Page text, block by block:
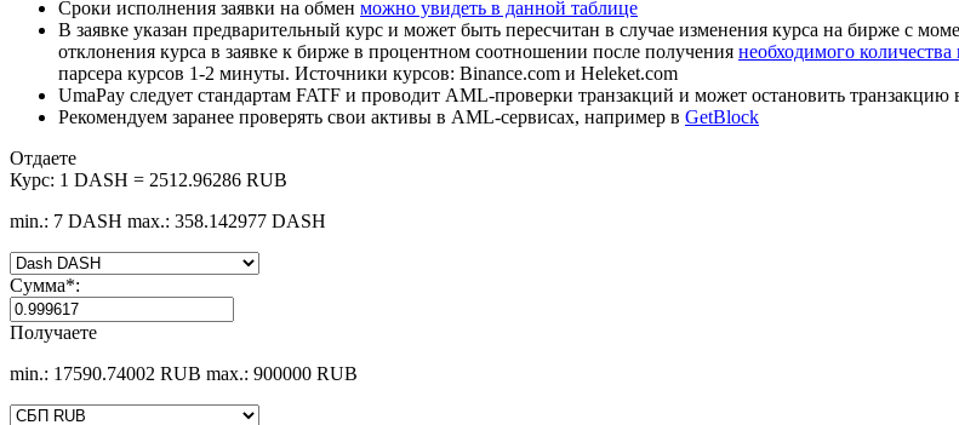
Сроки исполнения заявки на обмен можно увидеть в данной таблице
В заявке указан предварительный курс и может быть пересчитан в случае изменения курса на бирже с
отклонения курса в заявке к бирже в процентном соотношении после получения необходимого
парсера курсов 1-2 минуты. Источники курсов: Binance.com и Heleket.com
UmaPay следует стандартам FATF и проводит AML-проверки транзакций и может остановить транзакцию
Рекомендуем заранее проверять свои активы в AML-сервисах, например в GetBlock
Отдаете
Курс: 1 DASH = 2512.96286 RUB
min.: 7 DASH max.: 358.142977 DASH
Сумма*:
Получаете
min.: 17590.74002 RUB max.: 900000 RUB